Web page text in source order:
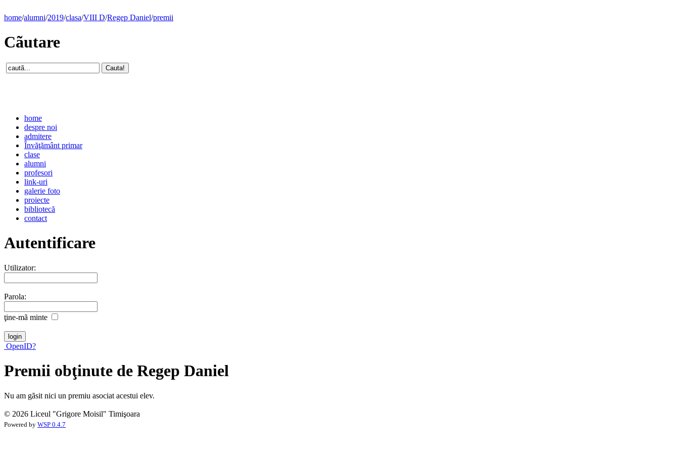
home/alumni/2019/clasa/VIII D/Regep Daniel/premii
Cãutare
home
despre noi
admitere
Învăţământ primar
clase
alumni
profesori
link-uri
galerie foto
proiecte
bibliotecă
contact
Autentificare
Utilizator:
Parola:
ţine-mã minte
OpenID?
Premii obţinute de Regep Daniel
Nu am gãsit nici un premiu asociat acestui elev.
© 2026 Liceul "Grigore Moisil" Timişoara
Powered by WSP 0.4.7